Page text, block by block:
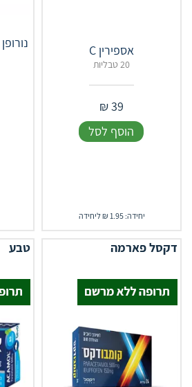
אספירין C
20 טבליות
39
₪
הוסף לסל
יחידה: 1.95 ₪ ליחידה
דקסל פארמה טבע